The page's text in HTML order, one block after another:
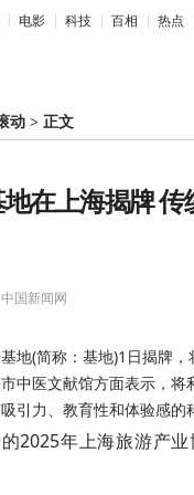
电影 科技 百相 热点
动 >正文
在上海揭牌
国新闻网
地(简称：基地)1日揭牌
中医文献馆方面表示，
引力、教育性和体验感的
2025年上海旅游产